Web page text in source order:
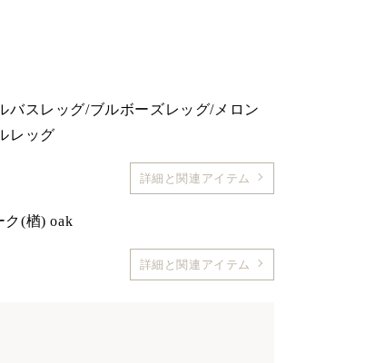
バスレッグ/ブルボーズレッグ/メロン
レッグ
詳細と関連アイテム
ク(楢) oak
詳細と関連アイテム